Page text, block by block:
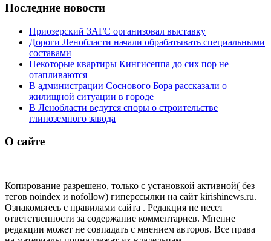
Последние новости
Приозерский ЗАГС организовал выставку
Дороги Ленобласти начали обрабатывать специальными
составами
Некоторые квартиры Кингисеппа до сих пор не
отапливаются
В администрации Соснового Бора рассказали о
жилищной ситуации в городе
В Ленобласти ведутся споры о строительстве
глиноземного завода
О сайте
Копирование разрешено, только с установкой активной( без
тегов noindex и nofollow) гиперссылки на сайт kirishinews.ru.
Ознакомьтесь с правилами сайта . Редакция не несет
ответственности за содержание комментариев. Мнение
редакции может не совпадать с мнением авторов. Все права